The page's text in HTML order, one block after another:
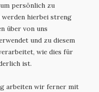
persönlich zu
hierbei streng
über von uns
und zu diesem
wie dies für
ist.
arbeiten wir ferner mit